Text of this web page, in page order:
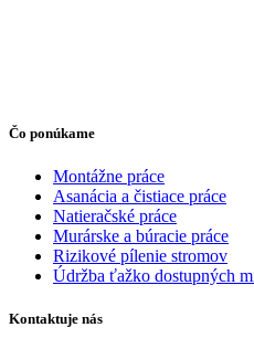
Čo ponúkame
Montážne práce
Asanácia a čistiace práce
Natieračské práce
Murárske a búracie práce
Rizikové pílenie stromov
Údržba ťažko dostupných
Kontaktuje nás